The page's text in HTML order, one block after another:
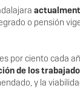
o pensión
por ciento cada
de los
y la